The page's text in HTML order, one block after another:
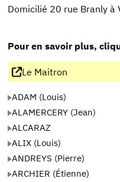
Domicilié 20 rue Branly à
Pour en savoir plus,
Le Maitron
ADAM (Louis)
ALAMERCERY (Jean)
ALCARAZ
ALIX (Louis)
ANDREYS (Pierre)
ARCHIER (Étienne)